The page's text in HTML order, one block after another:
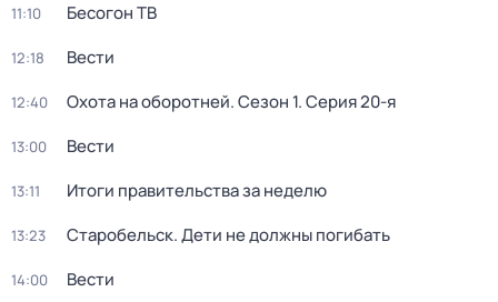
11:10 Бесогон ТВ
12:18 Вести
12:40 Охота на оборотней. Сезон 1. Серия 20-я
13:00 Вести
13:11 Итоги правительства за неделю
13:23 Старобельск. Дети не должны погибать
14:00 Вести